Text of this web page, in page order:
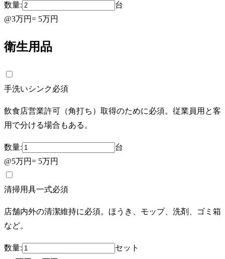
数量:
台
@3万円= 5万円
衛生用品
手洗いシンク必須
飲食店営業許可（角打ち）取得のために必須。従業員用と客
用で分ける場合もある。
数量:
台
@5万円= 5万円
清掃用具一式必須
店舗内外の清潔維持に必須。ほうき、モップ、洗剤、ゴミ箱
など。
数量:
セット